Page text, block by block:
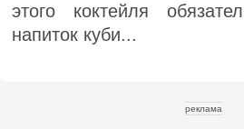
этого коктейля
напиток куби...
реклама